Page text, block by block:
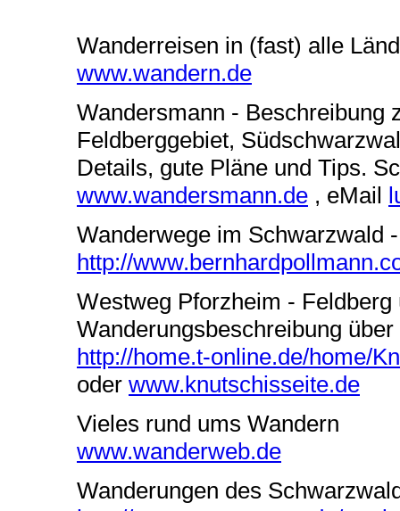
Wanderreisen in (fast) alle
www.wandern.de
Wandersmann - Beschreibung
Feldberggebiet,
Details, gute Pläne und Tips.
www.wandersmann.de , eMail
Wanderwege im Schwarzwald
http://
Westweg Pforzheim - Feldberg
Wanderungsbeschreibung
http://home.t-online.de/home/
oder www.knutschisseite.de
Vieles rund ums Wandern
www.wanderweb.de
Wanderungen des